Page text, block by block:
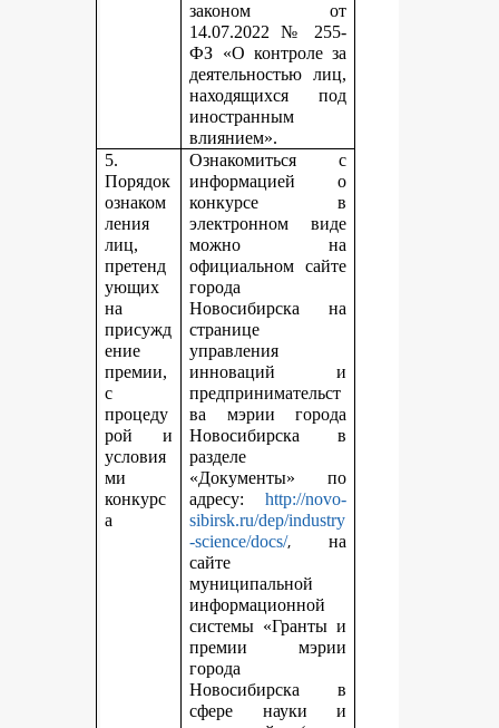
законом от
14.07.2022 № 255-
ФЗ «О контроле за
деятельностью лиц,
находящихся под
иностранным
влиянием».
5.
Порядок
ознаком
ления
лиц,
претенд
ующих
на
присужд
ение
премии,
с
процеду
рой и
условия
ми
конкурс
а
Ознакомиться с
информацией о
конкурсе в
электронном виде
можно на
официальном сайте
города
Новосибирска на
странице
управления
инноваций и
предпринимательст
ва мэрии города
Новосибирска в
разделе
«Документы» по
адресу:http://novo-
sibirsk.ru/dep/industry
-science/docs/,на
сайте
муниципальной
информационной
системы «Гранты и
премии мэрии
города
Новосибирска в
сфере науки и